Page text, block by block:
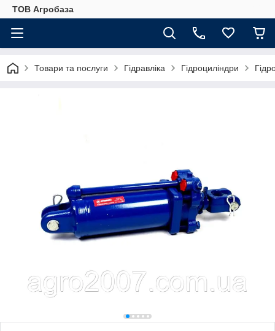
ТОВ Агробаза
Товари та послуги Гідравліка Гідроциліндри